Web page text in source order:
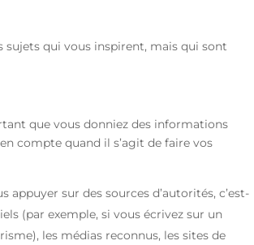
sujets qui vous inspirent, mais qui sont
que vous donniez des informations
compte quand il s’agit de faire vos
appuyer sur des sources d’autorités, c’est-
(par exemple, si vous écrivez sur un
les médias reconnus, les sites de